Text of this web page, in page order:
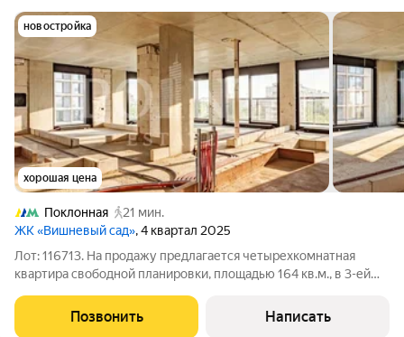
новостройка
хорошая цена
Поклонная
21 мин.
ЖК «Вишневый сад», 4 квартал 2025
Лот: 116713. На продажу предлагается четырехкомнатная
квартира свободной планировки, площадью 164 кв.м., в 3-ей
планировка: кухня-гостиная, три спальни, одна из которых со
своим санузлом и
Позвонить Написать